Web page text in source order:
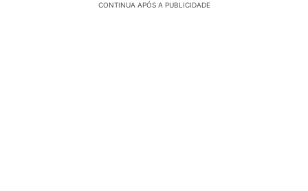
CONTINUA APÓS A PUBLICIDADE